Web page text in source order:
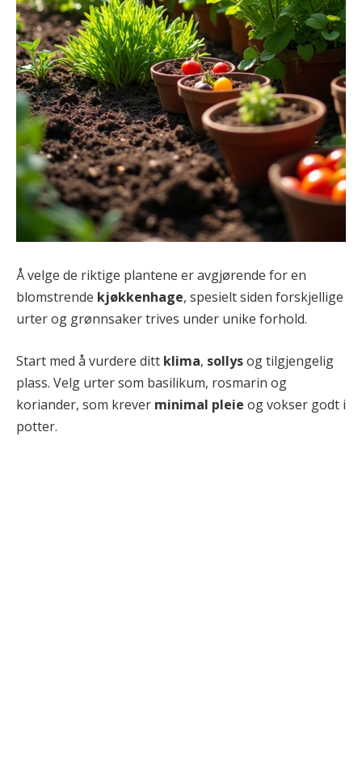
Å velge de riktige plantene er avgjørende for en
blomstrende kjøkkenhage, spesielt siden forskjellige
urter og grønnsaker trives under unike forhold.
Start med å vurdere ditt klima, sollysog tilgjengelig
plass. Velg urter som basilikum, rosmarin og
koriander, som krever minimal pleie og vokser godt i
potter.